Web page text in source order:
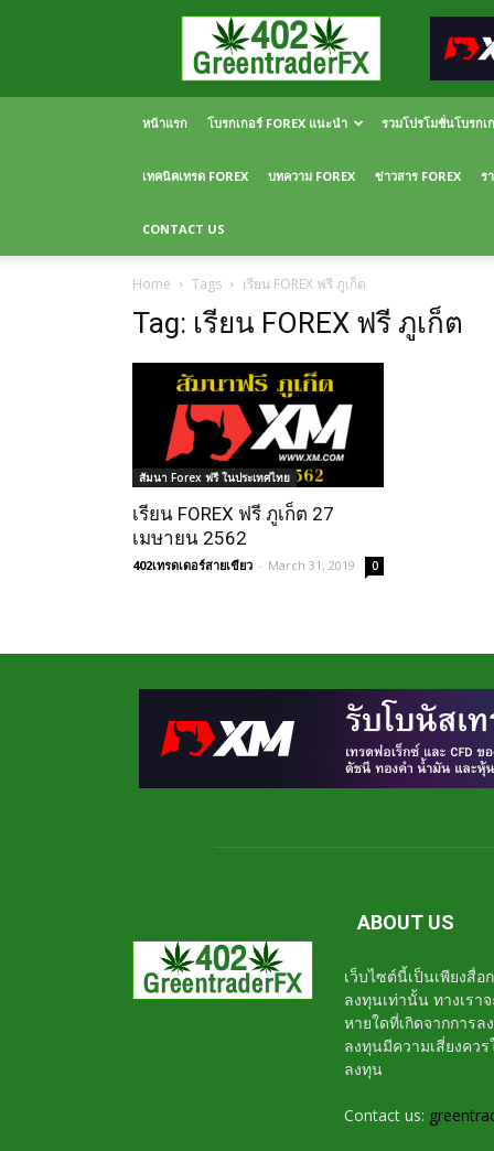
Greentraderfx
ความ
FOREX
เปิด
หน้าแรก โบรกเกอร์ FOREX แนะนำ รวมโปรโมชั่นโบรกเ
เทคนิคเทรด FOREX บทความ FOREX ข่าวสาร FOREX ร
CONTACT US
Home Tags เรียน FOREX ฟรี ภูเก็ต
Tag: เรียน FOREX ฟรี ภูเก็ต
สัมนา Forex ฟรี ในประเทศไทย
เรียน FOREX ฟรี ภูเก็ต 27
เมษายน 2562
402เทรดเดอร์สายเขียว - March 31, 2019 0
ABOUT US
เว็บไซต์นี้เป็นเพียงสื่
ลงทุนเท่านั้น ทางเรา
หายใดที่เกิดจากการ
ลงทุนมีความเสี่ยงค
ลงทุน
Contact us: